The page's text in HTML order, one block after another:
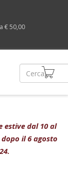
€ 50,00
estive dal 10 al
il 6 agosto